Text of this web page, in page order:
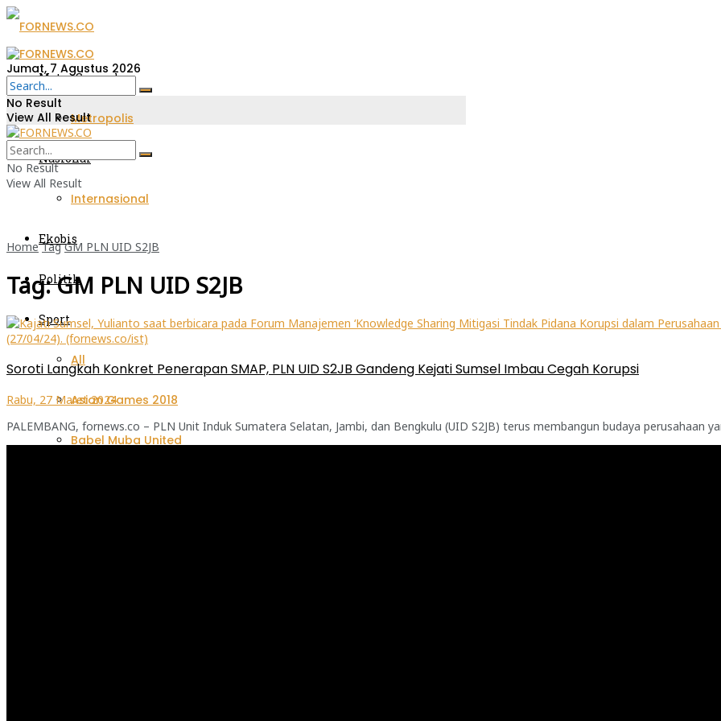
Metro Sumsel
Metropolis
Nasional
Internasional
Ekobis
Politik
Sport
All
Asian Games 2018
Babel Muba United
Jumat, 7 Agustus 2026
No Result
View All Result
No Result
View All Result
Home Tag GM PLN UID S2JB
Tag:GM PLN UID S2JB
Soroti Langkah Konkret Penerapan SMAP, PLN UID S2JB Gandeng Kejati Sumsel Imbau Cegah Korupsi
Rabu, 27 Maret 2024
PALEMBANG, fornews.co – PLN Unit Induk Sumatera Selatan, Jambi, dan Bengkulu (UID S2JB) terus membangun budaya perusahaan